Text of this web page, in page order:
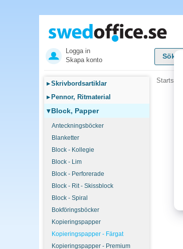
Logga in
Skapa konto
▸Skrivbordsartiklar
▸ Pennor, Ritmaterial
▾Block, Papper
Anteckningsböcker
Blanketter
Block - Kollegie
Block - Lim
Block - Perforerade
Block - Rit - Skissblock
Block - Spiral
Bokföringsböcker
Kopieringspapper
Kopieringspapper - Färgat
Kopieringspapper - Premium
Startsida